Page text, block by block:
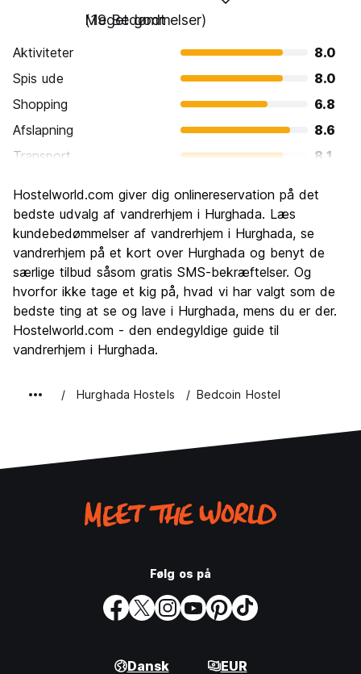
Meget godt
(19 Bedømmelser)
Aktiviteter
8.0
Spis ude
8.0
Shopping
6.8
Afslapning
8.6
Transport
8.1
Kultur
Fester
Værdi for pengene
8.3
Hostelworld.com giver dig onlinereservation på det
bedste udvalg af vandrerhjem i Hurghada. Læs
kundebedømmelser af vandrerhjem i Hurghada, se
vandrerhjem på et kort over Hurghada og benyt de
særlige tilbud såsom gratis SMS-bekræftelser. Og
hvorfor ikke tage et kig på, hvad vi har valgt som de
bedste ting at se og lave i Hurghada, mens du er der.
Hostelworld.com - den endegyldige guide til
vandrerhjem i Hurghada.
Hurghada Hostels Bedcoin Hostel
Følg os på
Dansk EUR